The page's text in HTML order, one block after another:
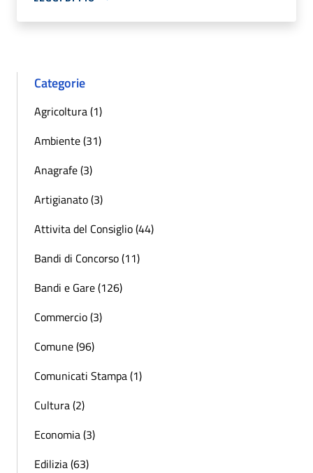
Categorie
Agricoltura (1)
Ambiente (31)
Anagrafe (3)
Artigianato (3)
Attivita del Consiglio (44)
Bandi di Concorso (11)
Bandi e Gare (126)
Commercio (3)
Comune (96)
Comunicati Stampa (1)
Cultura (2)
Economia (3)
Edilizia (63)